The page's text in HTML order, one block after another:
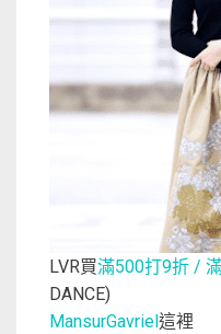
LVR買滿500打9折 /
DANCE)
MansurGavriel這裡